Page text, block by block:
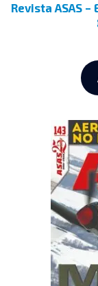
Revista ASAS –